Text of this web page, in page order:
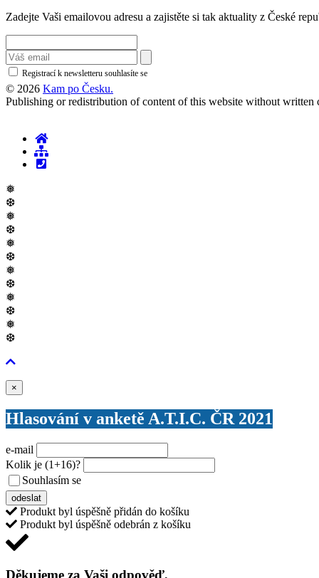
Zadejte Vaši emailovou adresu a zajistěte si tak aktuality z České
Registrací k newsletteru souhlasíte se
© 2026 Kam po Česku.
Publishing or redistribution of content of this website without
❅
❆
❅
❆
❅
❆
❅
❆
❅
❆
❅
❆
×
Hlasování v anketě A.T.I.C. ČR 2021
e-mail
Kolik je (1+16)?
Souhlasím se
odeslat
Produkt byl úspěšně přidán do košíku
Produkt byl úspěšně odebrán z košíku
Děkujeme za Vaši odpověď,